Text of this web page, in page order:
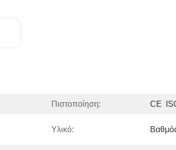
Πιστοποίηση: CE
Υλικό: